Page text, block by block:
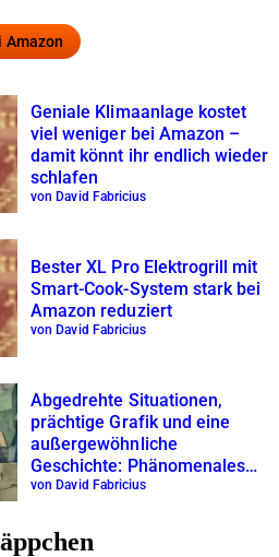
Amazon
Geniale Klimaanlage kostet
viel weniger bei Amazon –
damit könnt ihr endlich wieder
schlafen
von David Fabricius
Bester XL Pro Elektrogrill mit
Smart-Cook-System stark bei
Amazon reduziert
von David Fabricius
Abgedrehte Situationen,
prächtige Grafik und eine
außergewöhnliche
Geschichte: Phänomenales
RPG kostet plötzlich 81%
von David Fabricius